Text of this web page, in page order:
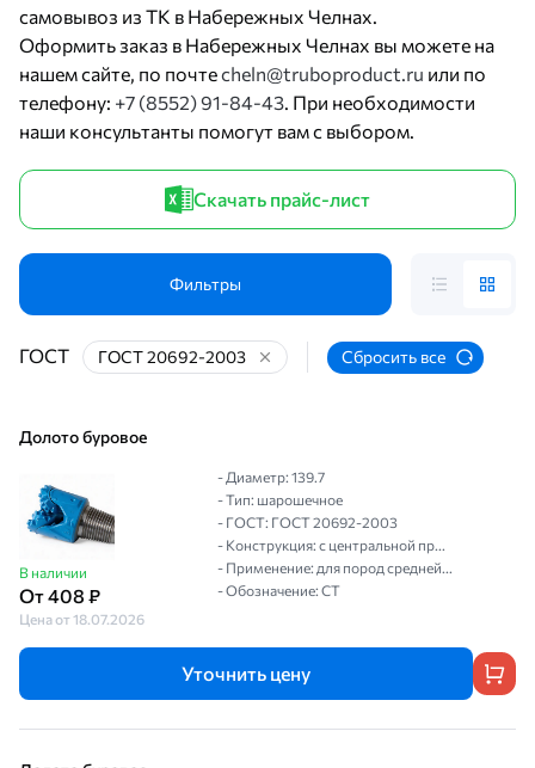
самовывоз из ТК в Набережных Челнах.
Оформить заказ в Набережных Челнах вы можете на
нашем сайте, по почтеcheln@truboproduct.ru или по
телефону: +7 (8552) 91-84-43. При необходимости
наши консультанты помогут вам с выбором.
Скачать прайс-лист
Фильтры
ГОСТ ГОСТ 20692-2003 Сбросить все
Долото буровое
В наличии
От 408 ₽
Цена от 18.07.2026
- Диаметр: 139.7
- Тип: шарошечное
- ГОСТ: ГОСТ 20692-2003
- Конструкция: с центральной пр...
- Применение: для пород средней...
- Обозначение: СТ
Уточнить цену